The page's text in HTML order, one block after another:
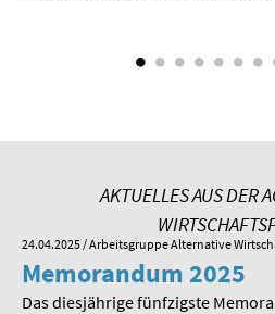
AKTUELLES AUS DER
24.04.2025 / Arbeitsgruppe Alternative
Memorandum 2025
Das diesjährige fünfzigste